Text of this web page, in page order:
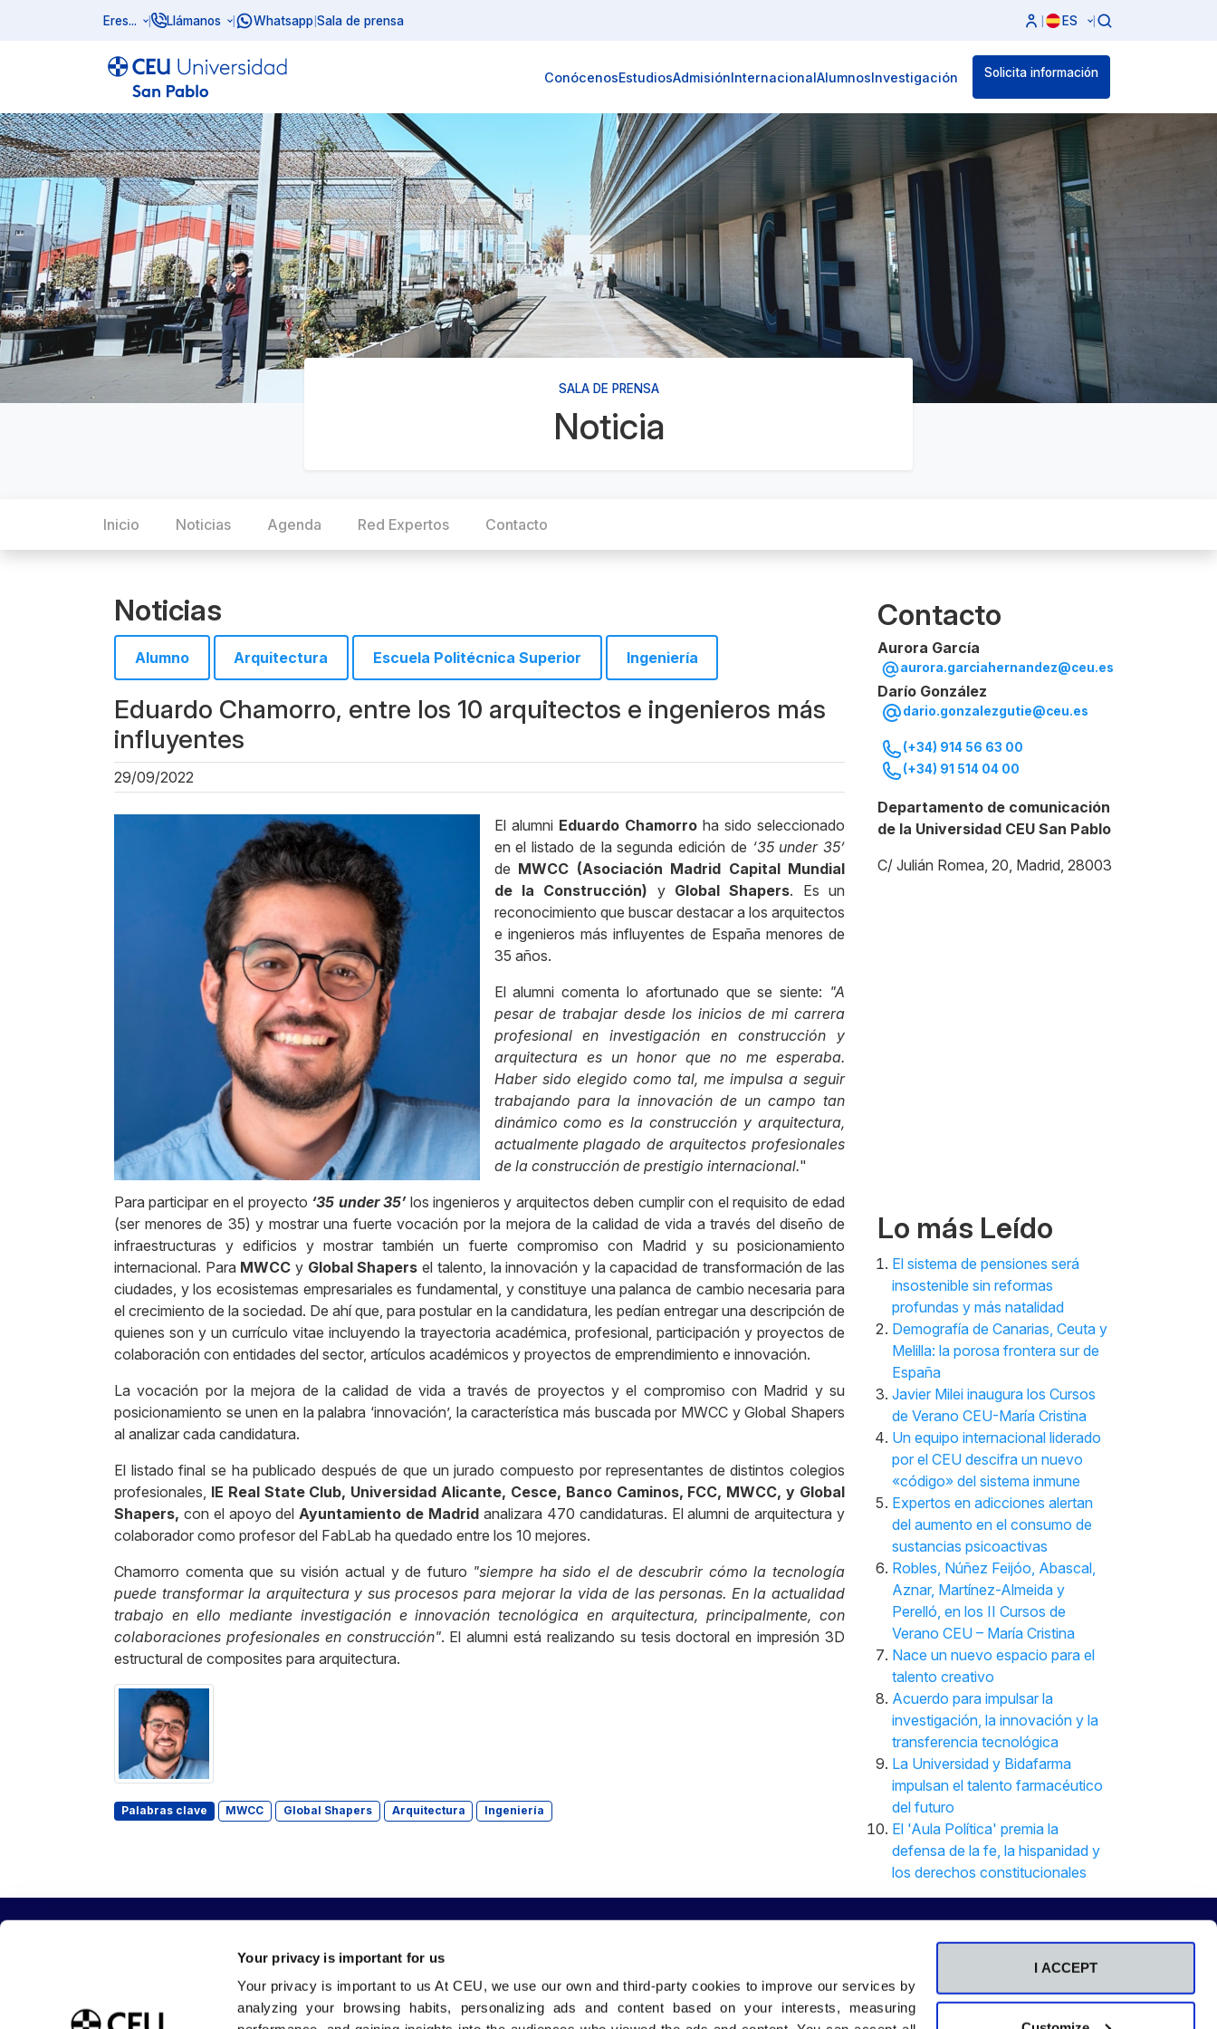
Your privacy is important for us
Your privacy is important to us At CEU, we use our own and third-party cookies to improve our services by
analyzing your browsing habits, personalizing ads and content based on your interests, measuring
I ACCEPT
Eres... | Llámanos | Whatsapp Sala de prensa ES |
ConócenosEstudiosAdmisiónInternacionalAlumnosInvestigación Solicita información
SALA DE PRENSA
Noticia
Inicio Noticias Agenda Red Expertos Contacto
Noticias
Alumno Arquitectura Escuela Politécnica Superior Ingeniería
Eduardo Chamorro, entre los 10 arquitectos e ingenieros más
influyentes
29/09/2022
El alumni Eduardo Chamorroha sido seleccionado
en el listado de la segunda edición de ‘35 under 35’
de MWCC (Asociación Madrid Capital Mundial
de la Construcción) yGlobal Shapers. Es un
reconocimiento que buscar destacar a los arquitectos
e ingenieros más influyentes de España menores de
35 años.
El alumni comenta lo afortunado que se siente: "A
pesar de trabajar desde los inicios de mi carrera
profesional en investigación en construcción y
arquitectura es un honor que no me esperaba.
Haber sido elegido como tal, me impulsa a seguir
trabajando para la innovación de un campo tan
dinámico como es la construcción y arquitectura,
actualmente plagado de arquitectos profesionales
de la construcción de prestigio internacional."
Para participar en el proyecto ‘35 under 35’los ingenieros y arquitectos deben cumplir con el requisito de edad
(ser menores de 35) y mostrar una fuerte vocación por la mejora de la calidad de vida a través del diseño de
infraestructuras y edificios y mostrar también un fuerte compromiso con Madrid y su posicionamiento
internacional. Para MWCC y Global Shapers el talento, la innovación y la capacidad de transformación de las
ciudades, y los ecosistemas empresariales es fundamental, y constituye una palanca de cambio necesaria para
el crecimiento de la sociedad. De ahí que, para postular en la candidatura, les pedían entregar una descripción de
quienes son y un currículo vitae incluyendo la trayectoria académica, profesional, participación y proyectos de
colaboración con entidades del sector, artículos académicos y proyectos de emprendimiento e innovación.
La vocación por la mejora de la calidad de vida a través de proyectos y el compromiso con Madrid y su
posicionamiento se unen en la palabra ‘innovación’, la característica más buscada por MWCC y Global Shapers
al analizar cada candidatura.
El listado final se ha publicado después de que un jurado compuesto por representantes de distintos colegios
profesionales, IE Real State Club, Universidad Alicante, Cesce, Banco Caminos, FCC, MWCC, y Global
Shapers, con el apoyo delAyuntamiento de Madrid analizara 470 candidaturas. El alumni de arquitectura y
colaborador como profesor del FabLab ha quedado entre los 10 mejores.
Chamorro comenta que su visión actual y de futuro "siempre ha sido el de descubrir cómo la tecnología
puede transformar la arquitectura y sus procesos para mejorar la vida de las personas. En la actualidad
trabajo en ello mediante investigación e innovación tecnológica en arquitectura, principalmente, con
colaboraciones profesionales en construcción". El alumni está realizando su tesis doctoral en impresión 3D
estructural de composites para arquitectura.
Palabras clave MWCC Global Shapers Arquitectura Ingeniería
Contacto
Aurora García
aurora.garciahernandez@ceu.es
Darío González
dario.gonzalezgutie@ceu.es
(+34) 914 56 63 00
(+34) 91 514 04 00
Departamento de comunicación
de la Universidad CEU San Pablo
C/ Julián Romea, 20, Madrid, 28003
Lo más Leído
El sistema de pensiones será
insostenible sin reformas
profundas y más natalidad
Demografía de Canarias, Ceuta y
Melilla: la porosa frontera sur de
España
Javier Milei inaugura los Cursos
de Verano CEU-María Cristina
Un equipo internacional liderado
por el CEU descifra un nuevo
«código» del sistema inmune
Expertos en adicciones alertan
del aumento en el consumo de
sustancias psicoactivas
Robles, Núñez Feijóo, Abascal,
Aznar, Martínez-Almeida y
Perelló, en los II Cursos de
Verano CEU – María Cristina
Nace un nuevo espacio para el
talento creativo
Acuerdo para impulsar la
investigación, la innovación y la
transferencia tecnológica
La Universidad y Bidafarma
impulsan el talento farmacéutico
del futuro
El 'Aula Política' premia la
defensa de la fe, la hispanidad y
los derechos constitucionales
Sobre la Universidad CEU San Pablo
Blog USP
Estudia con nosotros
Grados / Dobles Grados
Comunidad
CEU Emplea
Sedes
CEU Valencia
Centros adscritos
RCU María Cristina